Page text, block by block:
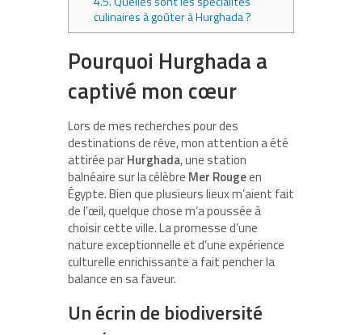
culinaires à goûter à Hurghada ?
Pourquoi Hurghada a
captivé mon cœur
Lors de mes recherches pour des
destinations de rêve, mon attention a été
attirée parHurghada, une station
balnéaire sur la célèbre Mer Rougeen
Égypte. Bien que plusieurs lieux m’aient fait
de l’œil, quelque chose m’a poussée à
choisir cette ville. La promesse d’une
nature exceptionnelle et d’une expérience
culturelle enrichissante a fait pencher la
balance en sa faveur.
Un écrin de biodiversité